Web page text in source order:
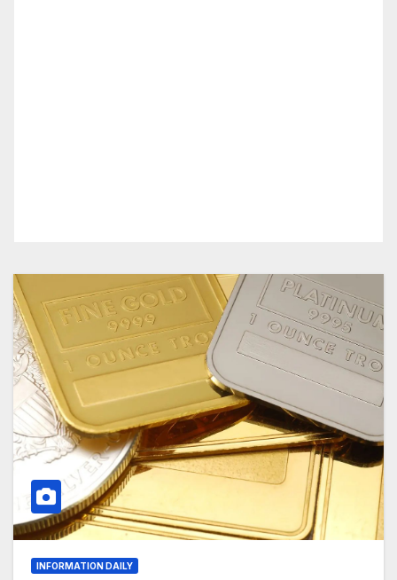
INFORMATION DAILY